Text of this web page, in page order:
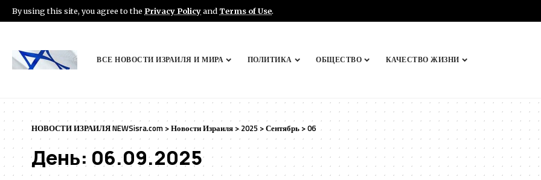
By using this site, you agree to the Privacy Policyand Terms of Use.
ВСЕ НОВОСТИ ИЗРАИЛЯ И МИРА ПОЛИТИКА ОБЩЕСТВО КАЧЕСТВО ЖИЗНИ
НОВОСТИ ИЗРАИЛЯ NEWSisra.com >Новости Израиля >2025>Сентябрь >06
День: 06.09.2025